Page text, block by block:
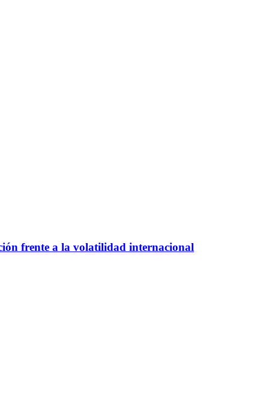
frente a la volatilidad internacional